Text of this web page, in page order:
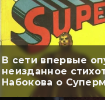
В сети впервые
неизданное
Набокова о
перевели